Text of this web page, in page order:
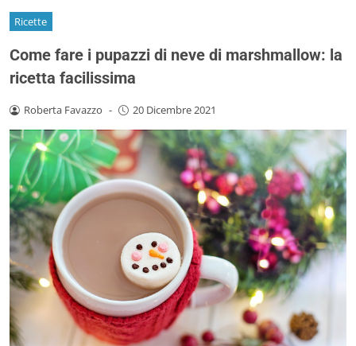
Ricette
Come fare i pupazzi di neve di marshmallow: la
ricetta facilissima
Roberta Favazzo - 20 Dicembre 2021